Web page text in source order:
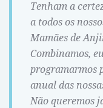
Tenham a
a todos os
Mamães de
Combinamos,
programarmos
anual das
Não queremos